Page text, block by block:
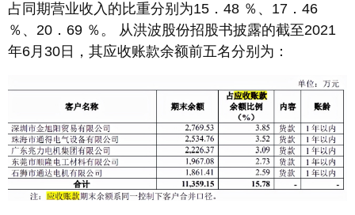
占同期营业收入的比重分别为15．48 ％、17．46
％、20．69 ％。 从洪波股份招股书披露的截至2021
年6月30日，其应收账款余额前五名分别为：